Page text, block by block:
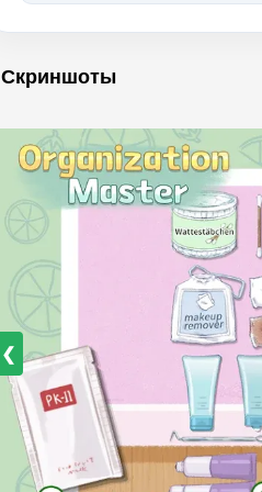
Скриншоты
❮